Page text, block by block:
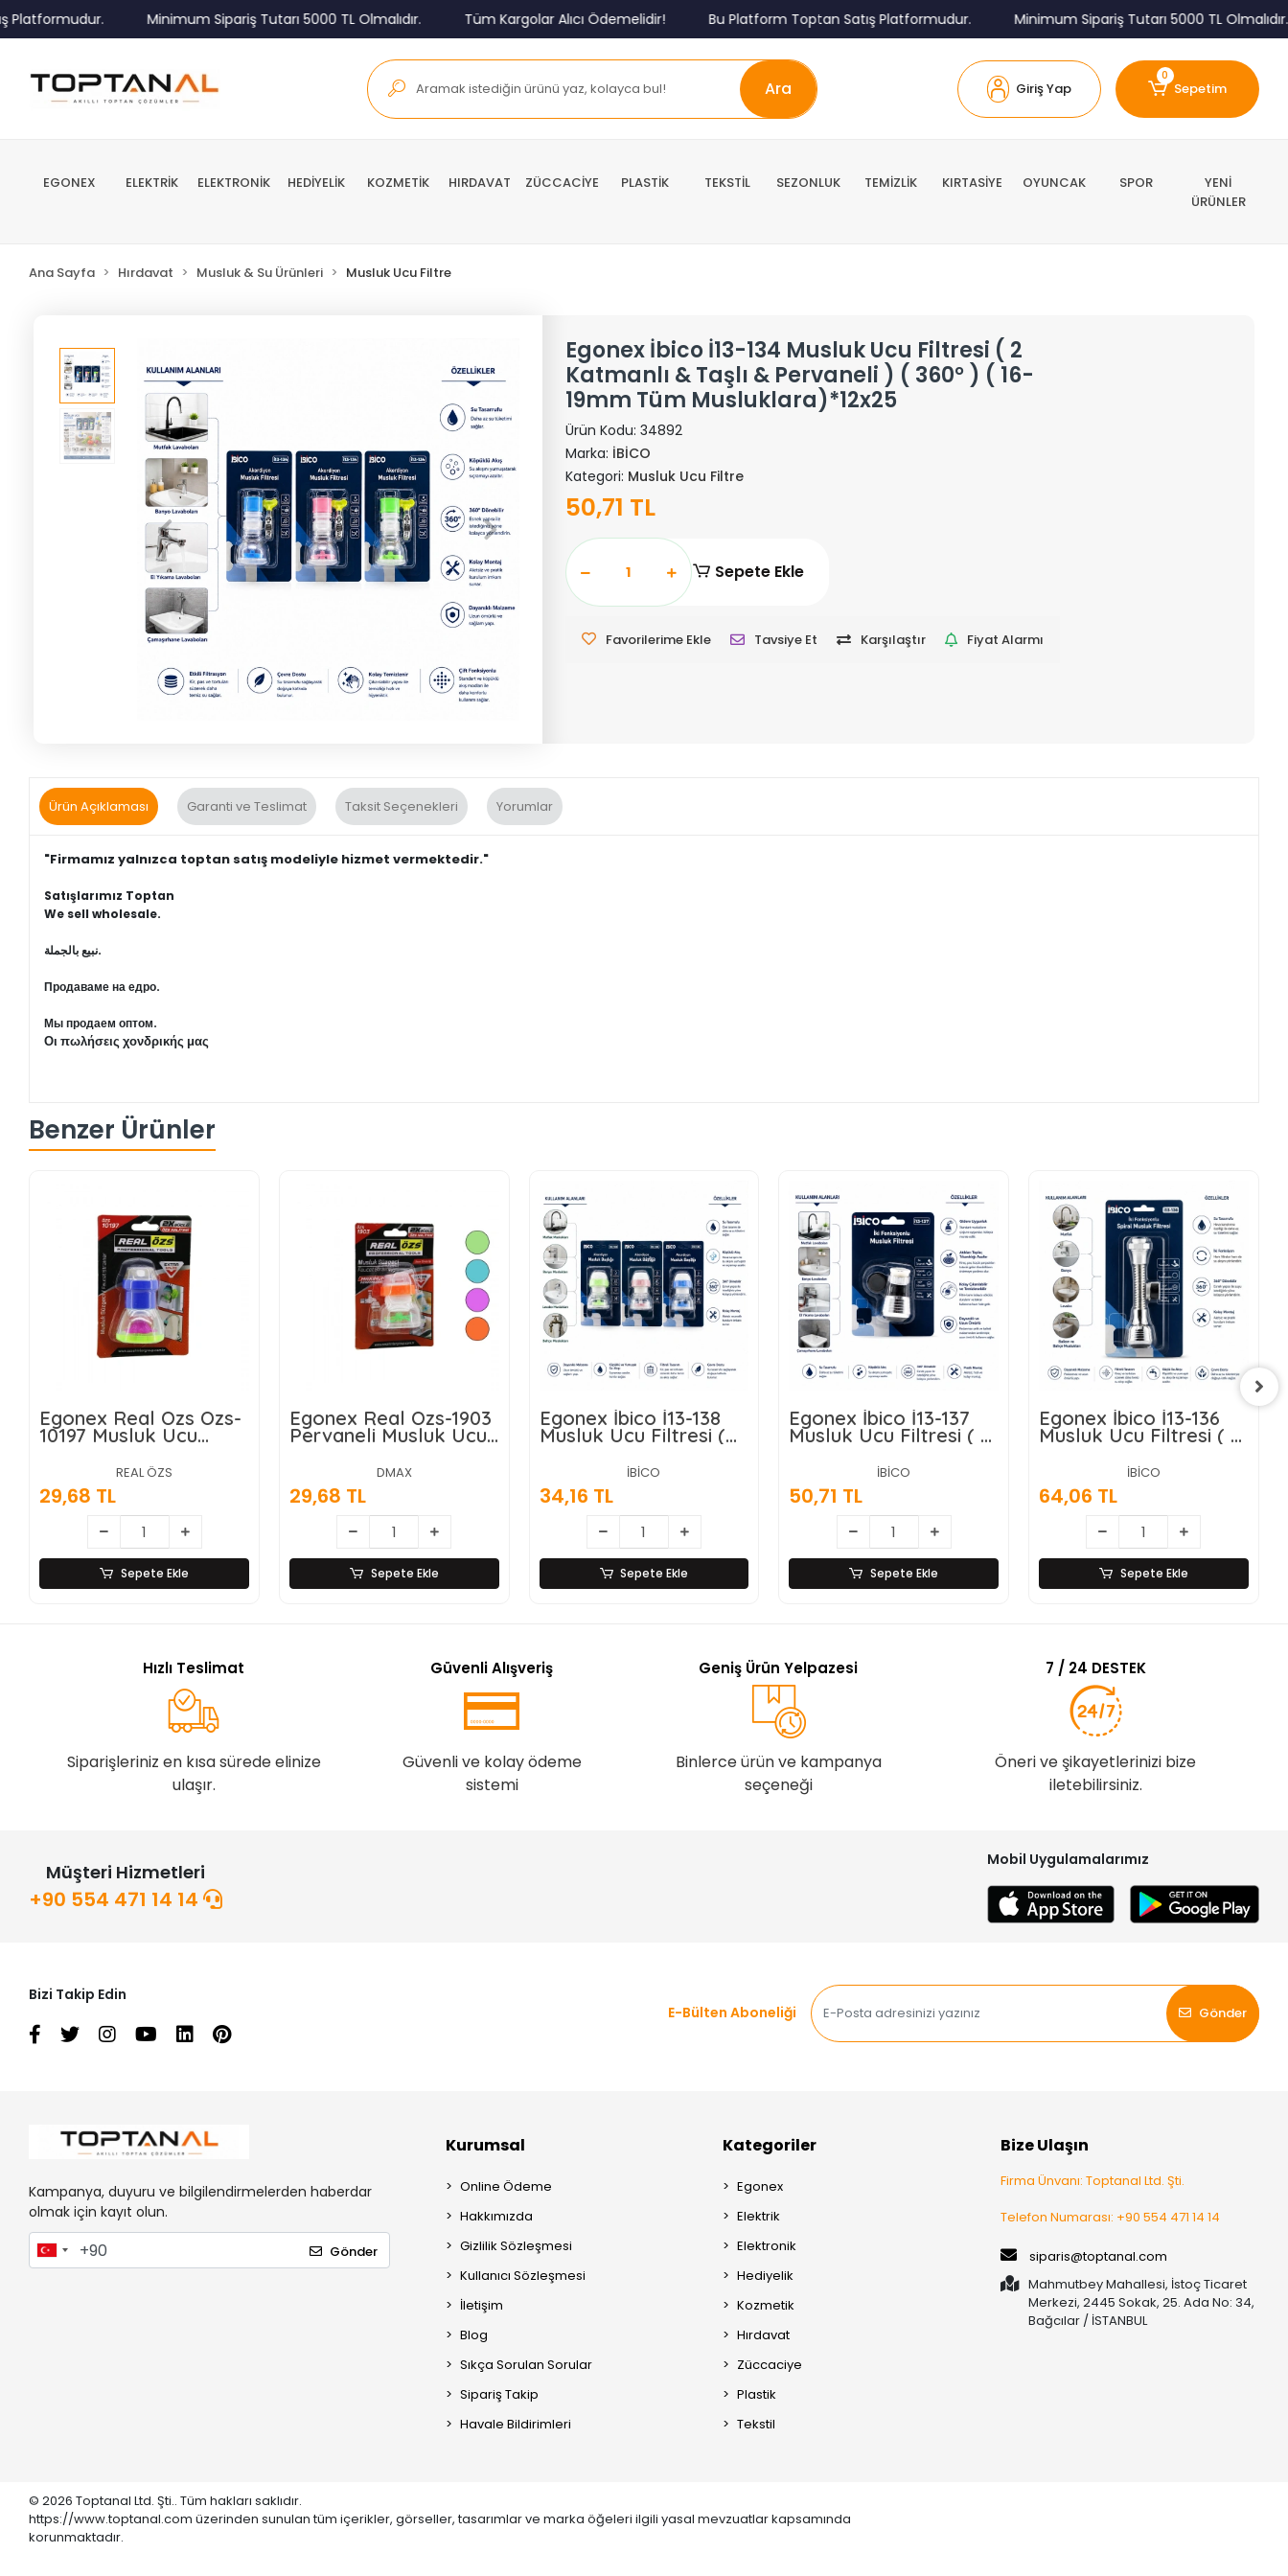
Minimum Sipariş Tutarı 5000 TL Olmalıdır. Tüm Kargolar Alıcı Ödemelidir! Bu Platform Toptan Satış Platformudur. Minimum Sipariş Tutarı 5000 TL Olmalıdır.
Ara Giriş Yap
0
Sepetim
EGONEX ELEKTRİK ELEKTRONİK HEDİYELİK KOZMETİK HIRDAVAT ZÜCCACİYE PLASTİK TEKSTİL SEZONLUK TEMİZLİK KIRTASİYE OYUNCAK SPOR
YENİ
ÜRÜNLER
Ana Sayfa Hırdavat Musluk & Su Ürünleri Musluk Ucu Filtre
Egonex İbico İ13-134 Musluk Ucu Filtresi ( 2
Katmanlı & Taşlı & Pervaneli ) ( 360° ) ( 16-
19mm Tüm Musluklara)*12x25
Ürün Kodu: 34892
Marka: İBİCO
Kategori: Musluk Ucu Filtre
50,71 TL
Sepete Ekle
Favorilerime Ekle Tavsiye Et Karşılaştır Fiyat Alarmı
Ürün Açıklaması Garanti ve Teslimat Taksit Seçenekleri Yorumlar
"Firmamız yalnızca toptan satış modeliyle hizmet vermektedir."
Satışlarımız Toptan
We sell wholesale.
نبيع بالجملة.
Продаваме на едро.
Мы продаем оптом.
Οι πωλήσεις χονδρικής μας
Benzer Ürünler
Egonex Real Özs Özs-
10197 Musluk Ucu
Pervaneli )*288
REAL ÖZS
29,68 TL
Sepete Ekle
Egonex Real Özs-1903
Pervaneli Musluk Ucu
DMAX
29,68 TL
Sepete Ekle
Egonex İbico İ13-138
Musluk Ucu Filtresi (
Akordiyon & Pervaneli
) ( 360° ) ( 16-19mm
Tüm Musluklara Uyum
) ( Kireçlenme Yapmaz
İBİCO
34,16 TL
Sepete Ekle
Egonex İbico İ13-137
Musluk Ucu Filtresi ( 2
Fonksiyonlu ) ( 360°
Derece Dönebilen
Başlık ) ( 16-19mm
Caşlık Çapı )*12x25
İBİCO
50,71 TL
Sepete Ekle
Egonex İbico İ13-136
Musluk Ucu Filtresi ( 2
Fonksiyonlu ) ( Spiralli
Dönebilen Başlık ) (
16-19mm Caşlık Çapı
İBİCO
64,06 TL
Sepete Ekle
Hızlı Teslimat
Siparişleriniz en kısa sürede elinize
ulaşır.
Güvenli Alışveriş
Güvenli ve kolay ödeme
sistemi
Geniş Ürün Yelpazesi
Binlerce ürün ve kampanya
seçeneği
7 / 24 DESTEK
Öneri ve şikayetlerinizi bize
iletebilirsiniz.
Müşteri Hizmetleri
+90 554 471 14 14
Mobil Uygulamalarımız
Bizi Takip Edin
E-Bülten Aboneliği
Gönder
Kampanya, duyuru ve bilgilendirmelerden haberdar
olmak için kayıt olun.
Gönder
Kurumsal
Online Ödeme
Hakkımızda
Gizlilik Sözleşmesi
Kullanıcı Sözleşmesi
İletişim
Blog
Sıkça Sorulan Sorular
Sipariş Takip
Havale Bildirimleri
Kategoriler
Egonex
Elektrik
Elektronik
Hediyelik
Kozmetik
Hırdavat
Züccaciye
Plastik
Tekstil
Bize Ulaşın
Firma Ünvanı: Toptanal Ltd. Şti.
Telefon Numarası: +90 554 471 14 14
siparis@toptanal.com
Mahmutbey Mahallesi, İstoç Ticaret
Merkezi, 2445 Sokak, 25. Ada No: 34,
Bağcılar / İSTANBUL
© 2026 Toptanal Ltd. Şti.. Tüm hakları saklıdır.
https://www.toptanal.com üzerinden sunulan tüm içerikler, görseller, tasarımlar ve marka öğeleri ilgili yasal mevzuatlar kapsamında
korunmaktadır.